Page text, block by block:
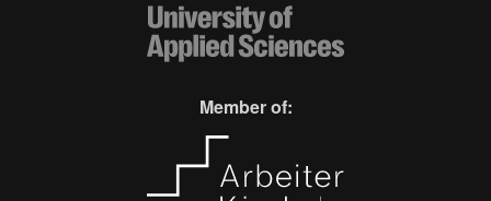
Member of: